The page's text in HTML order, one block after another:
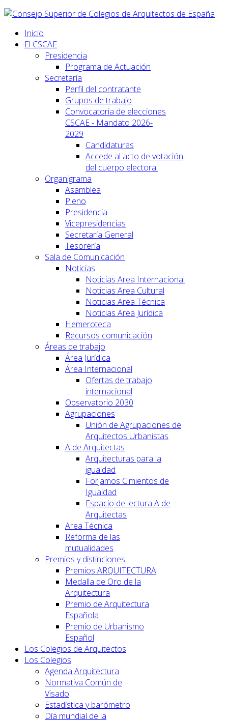
Inicio
El CSCAE
Presidencia
Programa de Actuación
Secretaría
Perfil del contratante
Grupos de trabajo
Convocatoria de elecciones
CSCAE - Mandato 2026-
2029
Candidaturas
Accede al acto de votación
del cuerpo electoral
Organigrama
Asamblea
Pleno
Presidencia
Vicepresidencias
Secretaría General
Tesorería
Sala de Comunicación
Noticias
Noticias Area Internacional
Noticias Area Cultural
Noticias Area Técnica
Noticias Area Jurídica
Hemeroteca
Recursos comunicación
Áreas de trabajo
Área Jurídica
Área Internacional
Ofertas de trabajo
internacional
Observatorio 2030
Agrupaciones
Unión de Agrupaciones de
Arquitectos Urbanistas
A de Arquitectas
Arquitecturas para la
igualdad
Forjamos Cimientos de
Igualdad
Espacio de lectura A de
Arquitectas
Area Técnica
Reforma de las
mutualidades
Premios y distinciones
Premios ARQUITECTURA
Medalla de Oro de la
Arquitectura
Premio de Arquitectura
Española
Premio de Urbanismo
Español
Los Colegios de Arquitectos
Los Colegios
Agenda Arquitectura
Normativa Común de
Visado
Estadística y barómetro
Día mundial de la